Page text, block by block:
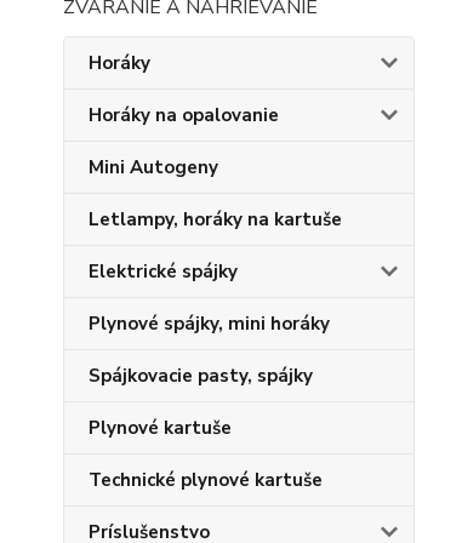
ZVÁRANIE A NAHRIEVANIE
Horáky
Horáky na opalovanie
Mini Autogeny
Letlampy, horáky na kartuše
Elektrické spájky
Plynové spájky, mini horáky
Spájkovacie pasty, spájky
Plynové kartuše
Technické plynové kartuše
Príslušenstvo